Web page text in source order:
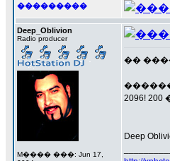
���������
Deep_Oblivion
Radio producer
M���� ���: Jun 17,
��
2096!
Deep